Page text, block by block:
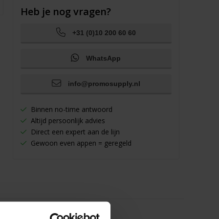
Heb je nog vragen?
+31 (0)10 200 60 60
WhatsApp
info@promosupply.nl
Binnen no-time antwoord
Altijd persoonlijk advies
Direct een expert aan de lijn
Gewoon even appen = geregeld